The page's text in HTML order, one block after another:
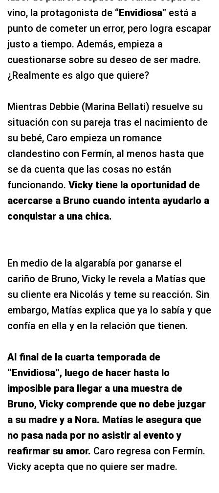
vino, la protagonista de “ Envidiosa” está a
punto de cometer un error, pero logra escapar
justo a tiempo. Además, empieza a
cuestionarse sobre su deseo de ser madre.
¿Realmente es algo que quiere?
Mientras Debbie (Marina Bellati) resuelve su
situación con su pareja tras el nacimiento de
su bebé, Caro empieza un romance
clandestino con Fermín, al menos hasta que
se da cuenta que las cosas no están
funcionando. Vicky tiene la oportunidad de
acercarse a Bruno cuando intenta ayudarlo a
conquistar a una chica.
En medio de la algarabía por ganarse el
cariño de Bruno, Vicky le revela a Matías que
su cliente era Nicolás y teme su reacción. Sin
embargo, Matías explica que ya lo sabía y que
confía en ella y en la relación que tienen.
Al final de la cuarta temporada de
“Envidiosa”, luego de hacer hasta lo
imposible para llegar a una muestra de
Bruno, Vicky comprende que no debe juzgar
a su madre y a Nora. Matías le asegura que
no pasa nada por no asistir al evento y
reafirmar su amor. Caro regresa con Fermín.
Vicky acepta que no quiere ser madre.